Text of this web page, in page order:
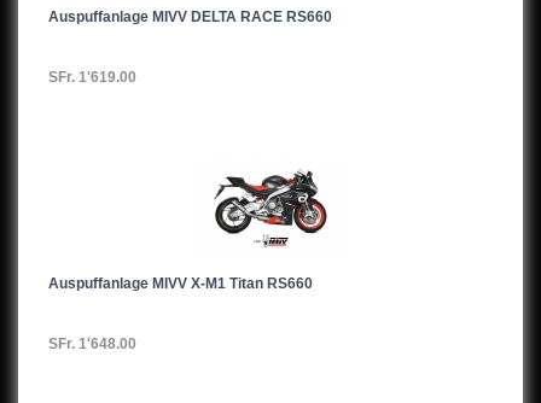
Auspuffanlage MIVV DELTA RACE RS660
SFr. 1'619.00
Auspuffanlage MIVV X-M1 Titan RS660
SFr. 1'648.00